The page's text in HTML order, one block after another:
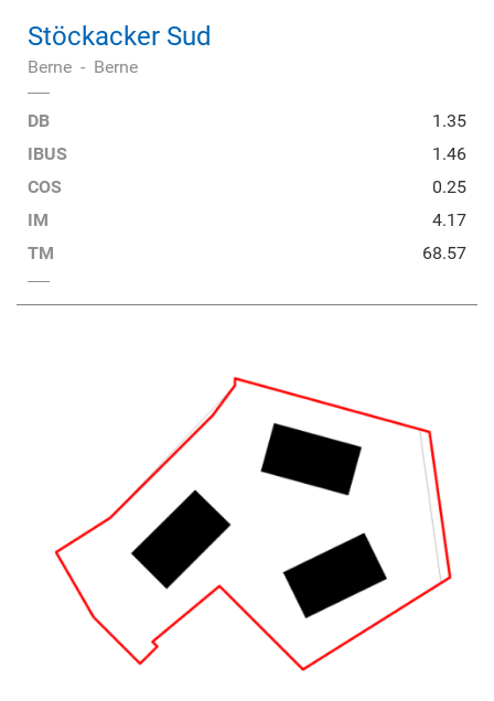
Stöckacker Sud
Berne - Berne
DB
1.35
IBUS
1.46
COS
0.25
IM
4.17
TM
68.57